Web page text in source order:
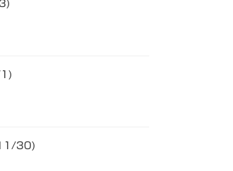
30)